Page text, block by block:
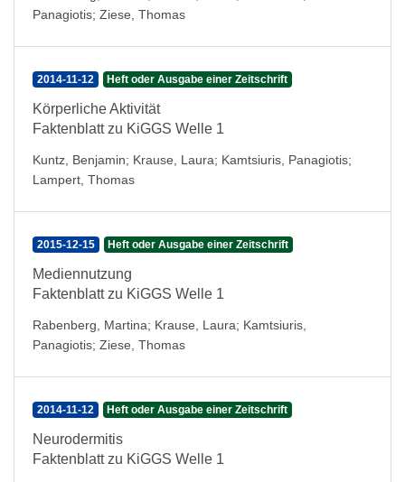
Panagiotis; Ziese, Thomas
2014-11-12 Heft oder Ausgabe einer Zeitschrift
Körperliche Aktivität
Faktenblatt zu KiGGS Welle 1
Kuntz, Benjamin; Krause, Laura; Kamtsiuris, Panagiotis;
Lampert, Thomas
2015-12-15 Heft oder Ausgabe einer Zeitschrift
Mediennutzung
Faktenblatt zu KiGGS Welle 1
Rabenberg, Martina; Krause, Laura; Kamtsiuris,
Panagiotis; Ziese, Thomas
2014-11-12 Heft oder Ausgabe einer Zeitschrift
Neurodermitis
Faktenblatt zu KiGGS Welle 1